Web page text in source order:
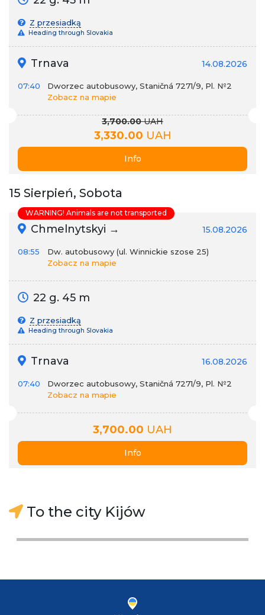
Z przesiadką
Heading through Slovakia
Trnava 14.08.2026
07:40
Dworzec autobusowy, Staničná 7271/9, Pl. №2
Zobacz na mapie
3,700.00UAH
3,330.00 UAH
Info
15 Sierpień, Sobota
Chmelnytskyi → 15.08.2026
08:55
Dw. autobusowy (ul. Winnickie szose 25)
Zobacz na mapie
22 g. 45 m
Z przesiadką
Heading through Slovakia
Trnava 16.08.2026
07:40
Dworzec autobusowy, Staničná 7271/9, Pl. №2
Zobacz na mapie
3,700.00 UAH
Info
WARNING! Animals are not transported
To the city Kijów